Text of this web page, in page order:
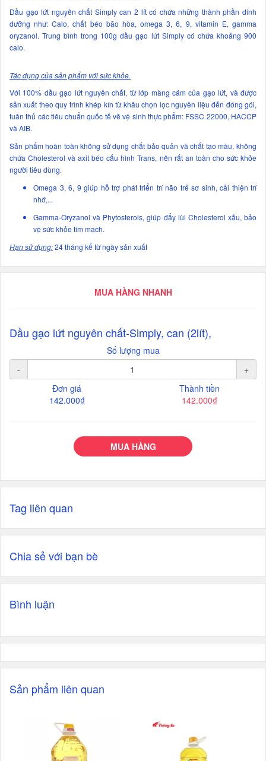
Dầu gạo lứt nguyên chất Simply can 2 lít có chứa những thành phần dinh
dưỡng như: Calo, chất béo bão hòa, omega 3, 6, 9, vitamin E, gamma
oryzanol. Trung bình trong 100g dầu gạo lứt Simply có chứa khoảng 900
calo.
Tác dụng của sản phẩm với sức khỏe.
Với 100% dầu gạo lứt nguyên chất, từ lớp màng cám của gạo lứt, và được
sản xuất theo quy trình khép kín từ khâu chọn lọc nguyên liệu đến đóng gói,
tuân thủ các tiêu chuẩn quốc tế về vệ sinh thực phẩm: FSSC 22000, HACCP
và AIB.
Sản phẩm hoàn toàn không sử dụng chất bảo quản và chất tạo màu, không
chứa Cholesterol và axit béo cấu hình Trans, nên rất an toàn cho sức khỏe
người tiêu dùng.
Omega 3, 6, 9 giúp hỗ trợ phát triển trí não trẻ sơ sinh, cải thiện trí
nhớ,...
Gamma-Oryzanol và Phytosterols, giúp đẩy lùi Cholesterol xấu, bảo
vệ sức khỏe tim mạch.
Hạn sử dụng:24 tháng kể từ ngày sản xuất
MUA HÀNG NHANH
Dầu gạo lứt nguyên chất-Simply, can (2lít),
Số lượng mua
-
+
Đơn giá
142.000₫
Thành tiền
142.000₫
MUA HÀNG
Tag liên quan
Chia sẻ với bạn bè
Bình luận
Sản phẩm liên quan